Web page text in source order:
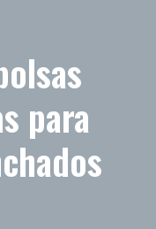
para